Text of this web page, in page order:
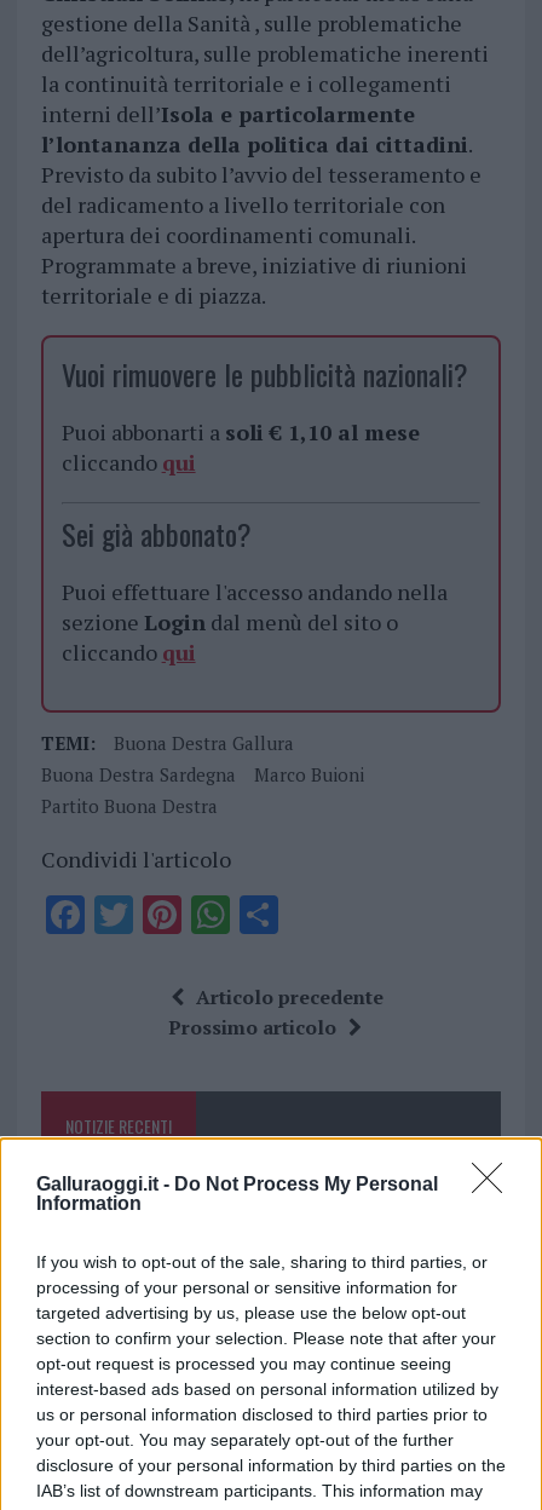
Galluraoggi.it - Do Not Process My Personal
Information
If you wish to opt-out of the sale, sharing to third parties, or
processing of your personal or sensitive information for
targeted advertising by us, please use the below opt-out
section to confirm your selection. Please note that after your
opt-out request is processed you may continue seeing
interest-based ads based on personal information utilized by
us or personal information disclosed to third parties prior to
your opt-out. You may separately opt-out of the further
disclosure of your personal information by third parties on the
IAB’s list of downstream participants. This information may
gestione della Sanità , sulle problematiche
dell’agricoltura, sulle problematiche inerenti
la continuità territoriale e i collegamenti
interni dell’Isola e particolarmente
l’lontananza della politica dai cittadini.
Previsto da subito l’avvio del tesseramento e
del radicamento a livello territoriale con
apertura dei coordinamenti comunali.
Programmate a breve, iniziative di riunioni
territoriale e di piazza.
Vuoi rimuovere le pubblicità nazionali?
Puoi abbonarti a soli € 1,10 al mese
cliccando qui
Sei già abbonato?
Puoi effettuare l'accesso andando nella
sezione Logindal menù del sito o
cliccando qui
TEMI:
Buona Destra Gallura
Buona Destra Sardegna
Marco Buioni
Partito Buona Destra
Condividi l'articolo
F
o
k
T Pi
te
re
W
at
s
p
p
S
a
re
Articolo precedente
Prossimo articolo
NOTIZIE RECENTI
Controlli all’aeroporto di Olbia, sequestrati
Migliori cliniche di estetica medicale avanzata
in Europa: classifica dei 5 centri di riferimento
pe…
Incendi, a San Pasquale arriva il Campo Base:
l’inaugurazione